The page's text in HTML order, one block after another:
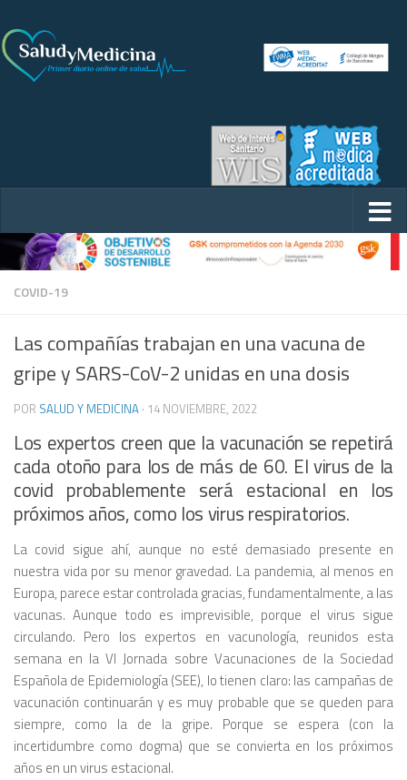
COVID-19
Las compañías trabajan en una vacuna de
gripe y SARS-CoV-2 unidas en una dosis
POR SALUD Y MEDICINA · 14 NOVIEMBRE, 2022
Los expertos creen que la vacunación se repetirá
cada otoño para los de más de 60. El virus de la
covid probablemente será estacional en los
próximos años, como los virus respiratorios.
La covid sigue ahí, aunque no esté demasiado presente en
nuestra vida por su menor gravedad. La pandemia, al menos en
Europa, parece estar controlada gracias, fundamentalmente, a las
vacunas. Aunque todo es imprevisible, porque el virus sigue
circulando. Pero los expertos en vacunología, reunidos esta
semana en la VI Jornada sobre Vacunaciones de la Sociedad
Española de Epidemiología (SEE), lo tienen claro: las campañas de
vacunación continuarán y es muy probable que se queden para
siempre, como la de la gripe. Porque se espera (con la
incertidumbre como dogma) que se convierta en los próximos
años en un virus estacional.